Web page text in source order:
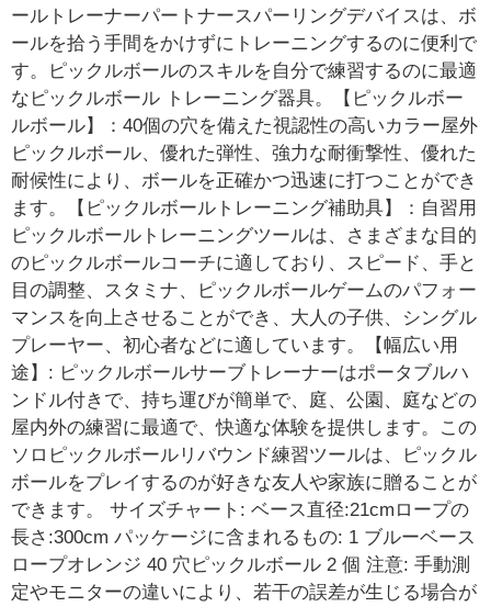
ールトレーナーパートナースパーリングデバイスは、ボ
ールを拾う手間をかけずにトレーニングするのに便利で
す。ピックルボールのスキルを自分で練習するのに最適
なピックルボール トレーニング器具。【ピックルボー
ルボール】：40個の穴を備えた視認性の高いカラー屋外
ピックルボール、優れた弾性、強力な耐衝撃性、優れた
耐候性により、ボールを正確かつ迅速に打つことができ
ます。【ピックルボールトレーニング補助具】：自習用
ピックルボールトレーニングツールは、さまざまな目的
のピックルボールコーチに適しており、スピード、手と
目の調整、スタミナ、ピックルボールゲームのパフォー
マンスを向上させることができ、大人の子供、シングル
プレーヤー、初心者などに適しています。【幅広い用
途】: ピックルボールサーブトレーナーはポータブルハ
ンドル付きで、持ち運びが簡単で、庭、公園、庭などの
屋内外の練習に最適で、快適な体験を提供します。この
ソロピックルボールリバウンド練習ツールは、ピックル
ボールをプレイするのが好きな友人や家族に贈ることが
できます。 サイズチャート: ベース直径:21cmロープの
長さ:300cm パッケージに含まれるもの: 1 ブルーベース
ロープオレンジ 40 穴ピックルボール 2 個 注意: 手動測
定やモニターの違いにより、若干の誤差が生じる場合が